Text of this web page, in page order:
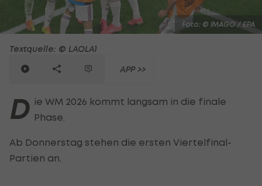
Foto: © IMAGO / EPA
Textquelle: © LAOLA1
APP >>
D ie WM 2026 kommt langsam in die finale
Phase.
Ab Donnerstag stehen die ersten Viertelfinal-
Partien an.